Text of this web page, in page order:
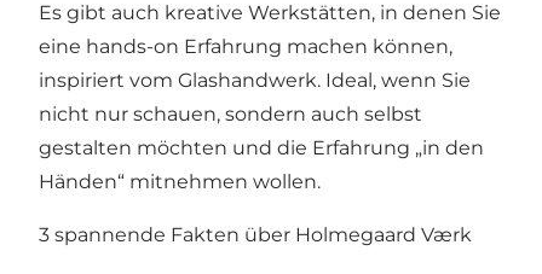
Es gibt auch kreative Werkstätten, in denen Sie
eine hands-on Erfahrung machen können,
inspiriert vom Glashandwerk. Ideal, wenn Sie
nicht nur schauen, sondern auch selbst
gestalten möchten und die Erfahrung „in den
Händen“ mitnehmen wollen.
3 spannende Fakten über Holmegaard Værk